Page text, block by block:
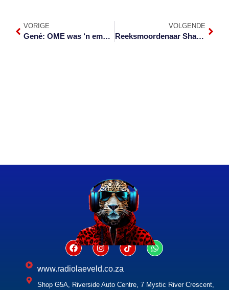
VORIGE
Gené: OME was ‘n emosionele wipplank
VOLGENDE
Reeksmoordenaar Shaun Oosthuizen ook in Pretoria gevonnis
www.radiolaeveld.co.za
Shop G5A, Riverside Auto Centre, 7 Mystic River Crescent,